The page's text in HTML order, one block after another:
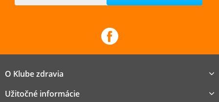
O Klube zdravia
Užitočné informácie